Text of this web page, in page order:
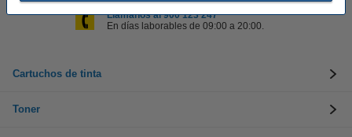
Llámanos al 900 123 247
En días laborables de 09:00 a 20:00.
Cartuchos de tinta
Toner